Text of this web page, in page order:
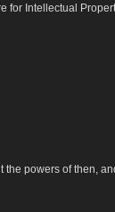
for Intellectual
powers of then,